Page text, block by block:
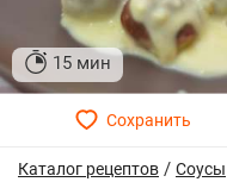
15 мин
Каталог рецептов / Соусы